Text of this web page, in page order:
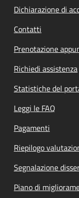
Dichiarazione di
Contatti
Prenotazione
Richiedi assistenza
Statistiche del
Leggi le FAQ
Pagamenti
Riepilogo
Segnalazione
Piano di